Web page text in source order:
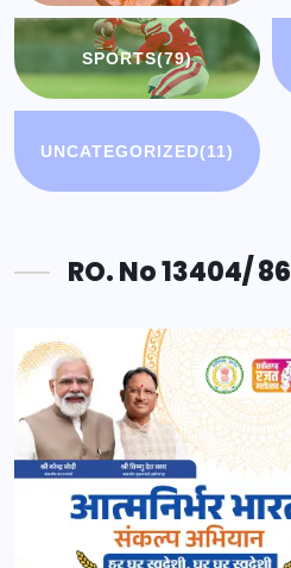
SPORTS(79)
UNCATEGORIZED(11)
RO. No 13404/ 86